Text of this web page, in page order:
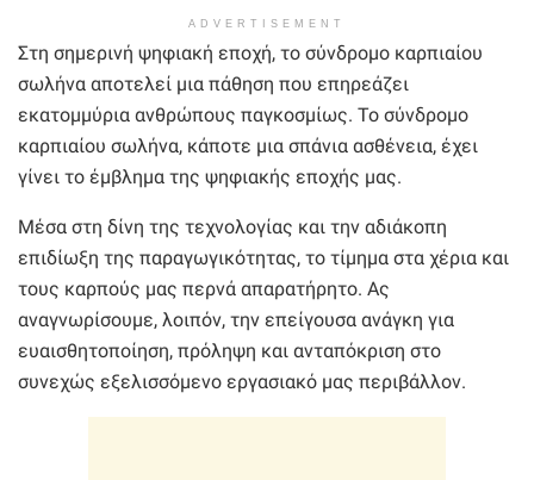
ADVERTISEMENT
Στη σημερινή ψηφιακή εποχή, το σύνδρομο καρπιαίου
σωλήνα αποτελεί μια πάθηση που επηρεάζει
εκατομμύρια ανθρώπους παγκοσμίως. Το σύνδρομο
καρπιαίου σωλήνα, κάποτε μια σπάνια ασθένεια, έχει
γίνει το έμβλημα της ψηφιακής εποχής μας.
Μέσα στη δίνη της τεχνολογίας και την αδιάκοπη
επιδίωξη της παραγωγικότητας, το τίμημα στα χέρια και
τους καρπούς μας περνά απαρατήρητο. Ας
αναγνωρίσουμε, λοιπόν, την επείγουσα ανάγκη για
ευαισθητοποίηση, πρόληψη και ανταπόκριση στο
συνεχώς εξελισσόμενο εργασιακό μας περιβάλλον.